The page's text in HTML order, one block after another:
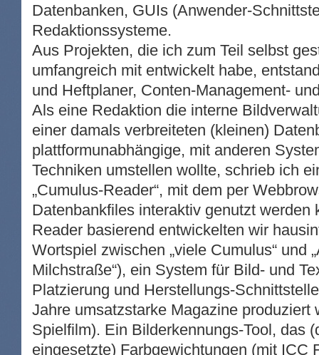
Datenbanken, GUIs (Anwender-
Redaktionssysteme.
Aus Projekten, die ich zum Teil selbst
umfangreich mit entwickelt habe,
und Heftplaner, Conten-Management-
Als eine Redaktion die interne
einer damals verbreiteten (kleinen)
plattformunabhängige, mit anderen
Techniken umstellen wollte, schrieb ich
„Cumulus-Reader“, mit dem per
Datenbankfiles interaktiv genutzt werden
Reader basierend entwickelten wir
Wortspiel zwischen „viele Cumulus“ und
Milchstraße“), ein System für Bild- und
Platzierung und Herstellungs-
Jahre umsatzstarke Magazine produziert
Spielfilm). Ein Bilderkennungs-Tool, das
eingesetzte) Farbgewichtungen (mit ICC